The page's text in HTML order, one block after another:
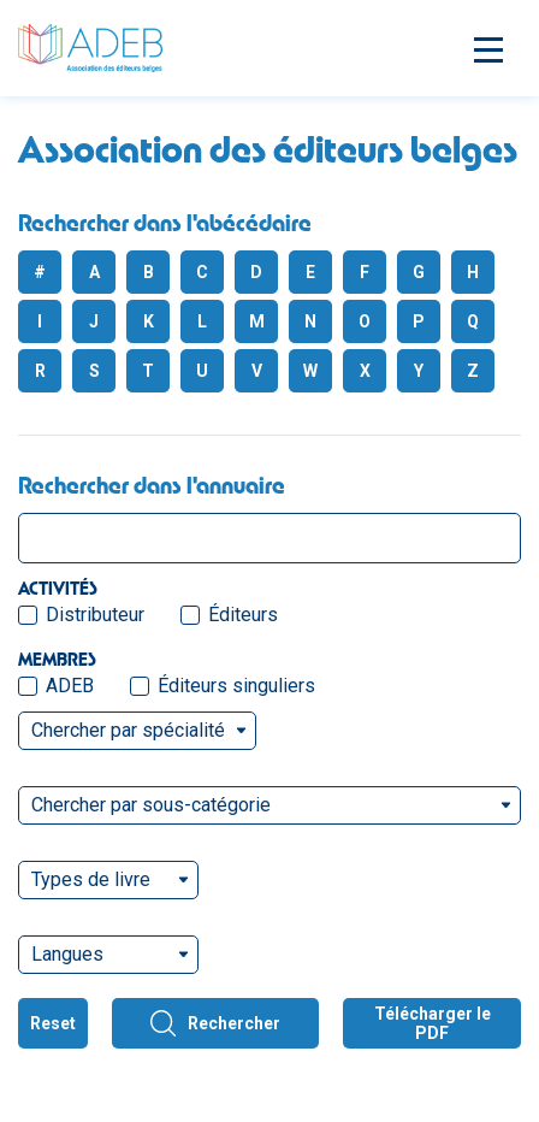
Association des éditeurs belges
Rechercher dans l'abécédaire
# A B C D E F G H
J K L M N O P Q
R S T U V W X Y Z
Rechercher dans l'annuaire
ACTIVITÉS
Distributeur Éditeurs
MEMBRES
ADEB
Éditeurs singuliers
Chercher par spécialité
Chercher par sous-catégorie
Types de livre
Langues
Reset Rechercher
Télécharger le
PDF